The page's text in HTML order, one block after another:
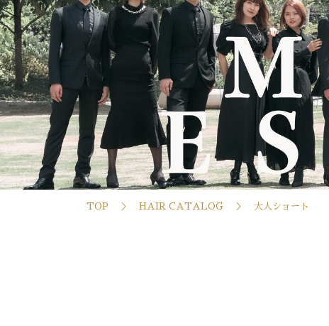
TOP HAIR CATALOG 大人ショート